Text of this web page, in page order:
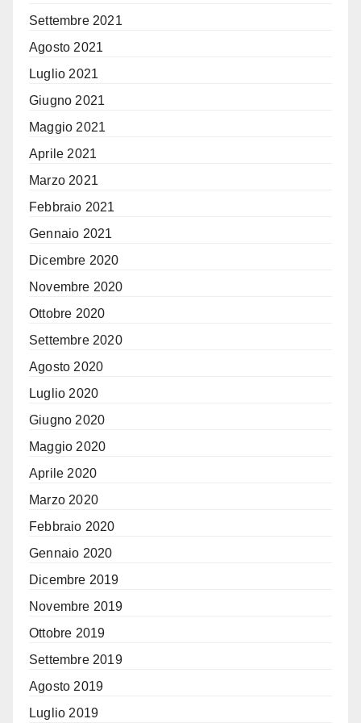
Settembre 2021
Agosto 2021
Luglio 2021
Giugno 2021
Maggio 2021
Aprile 2021
Marzo 2021
Febbraio 2021
Gennaio 2021
Dicembre 2020
Novembre 2020
Ottobre 2020
Settembre 2020
Agosto 2020
Luglio 2020
Giugno 2020
Maggio 2020
Aprile 2020
Marzo 2020
Febbraio 2020
Gennaio 2020
Dicembre 2019
Novembre 2019
Ottobre 2019
Settembre 2019
Agosto 2019
Luglio 2019